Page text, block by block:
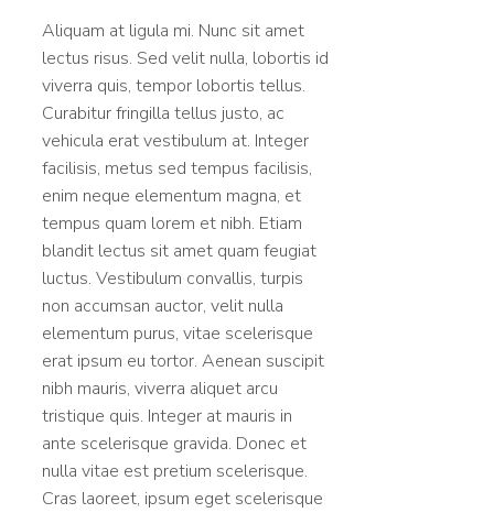
Aliquam at ligula mi. Nunc sit amet
lectus risus. Sed velit nulla, lobortis id
viverra quis, tempor lobortis tellus.
Curabitur fringilla tellus justo, ac
vehicula erat vestibulum at. Integer
facilisis, metus sed tempus facilisis,
enim neque elementum magna, et
tempus quam lorem et nibh. Etiam
blandit lectus sit amet quam feugiat
luctus. Vestibulum convallis, turpis
non accumsan auctor, velit nulla
elementum purus, vitae scelerisque
erat ipsum eu tortor. Aenean suscipit
nibh mauris, viverra aliquet arcu
tristique quis. Integer at mauris in
ante scelerisque gravida. Donec et
nulla vitae est pretium scelerisque.
Cras laoreet, ipsum eget scelerisque